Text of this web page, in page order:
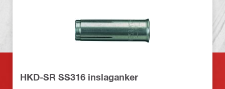
HKD-SR SS316 inslaganker